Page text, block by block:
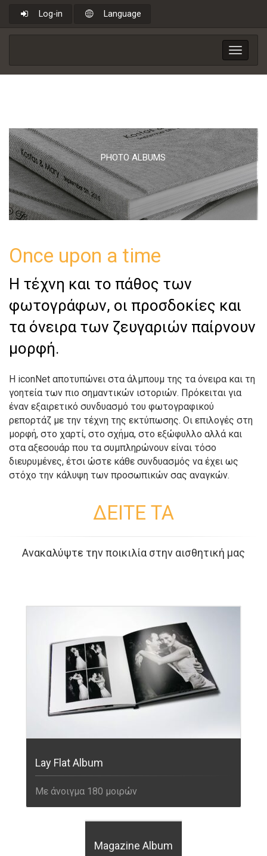
Log-in Language
Toggle
PHOTO ALBUMS
Once upon a time
Η τέχνη και το πάθος των
φωτογράφων, οι προσδοκίες και
τα όνειρα των ζευγαριών παίρνουν
μορφή.
Η iconNet αποτυπώνει στα άλμπουμ της τα όνειρα και τη
γοητεία των πιο σημαντικών ιστοριών. Πρόκειται για
έναν εξαιρετικό συνδυασμό του φωτογραφικού
ρεπορτάζ με την τέχνη της εκτύπωσης. Οι επιλογές στη
μορφή, στο χαρτί, στο σχήμα, στο εξώφυλλο αλλά και
στα αξεσουάρ που τα συμπληρώνουν είναι τόσο
διευρυμένες, έτσι ώστε κάθε συνδυασμός να έχει ως
στόχο την κάλυψη των προσωπικών σας αναγκών.
ΔΕΙΤΕ ΤΑ
Ανακαλύψτε την ποικιλία στην αισθητική μας
Lay Flat Album
Με άνοιγμα 180 μοιρών
Magazine Album